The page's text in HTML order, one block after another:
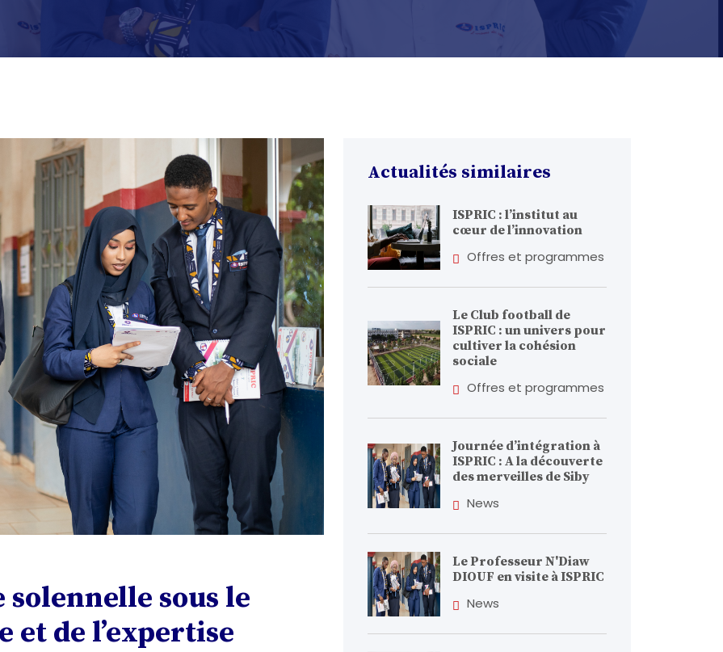
solennelle sous le
et de l’expertise
Actualités similaires
ISPRIC : l’institut au
cœur de l’innovation
Offres et programmes
Le Club football de
ISPRIC : un univers pour
cultiver la cohésion
sociale
Offres et programmes
Journée d’intégration à
ISPRIC : A la découverte
des merveilles de Siby
News
Le Professeur N'Diaw
DIOUF en visite à ISPRIC
News